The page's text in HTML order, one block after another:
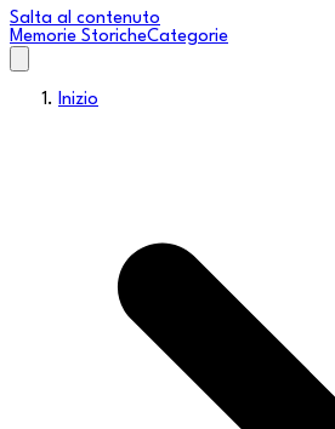
Salta al contenuto
Memorie StoricheCategorie
Inizio